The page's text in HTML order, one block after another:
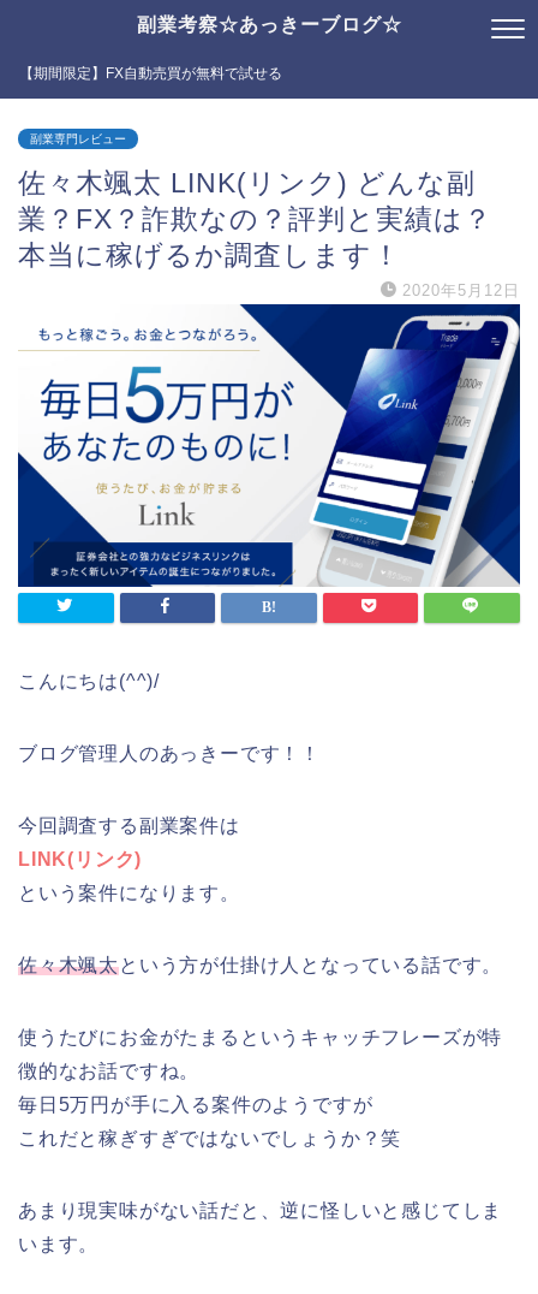
副業考察☆あっきーブログ☆
【期間限定】FX自動売買が無料で試せる
副業専門レビュー
佐々木颯太 LINK(リンク) どんな副
業？FX？詐欺なの？評判と実績は？
本当に稼げるか調査します！
2020年5月12日
こんにちは(^^)/
ブログ管理人のあっきーです！！
今回調査する副業案件は
LINK(リンク)
という案件になります。
佐々木颯太という方が仕掛け人となっている話です。
使うたびにお金がたまるというキャッチフレーズが特
徴的なお話ですね。
毎日5万円が手に入る案件のようですが
これだと稼ぎすぎではないでしょうか？笑
あまり現実味がない話だと、逆に怪しいと感じてしま
います。